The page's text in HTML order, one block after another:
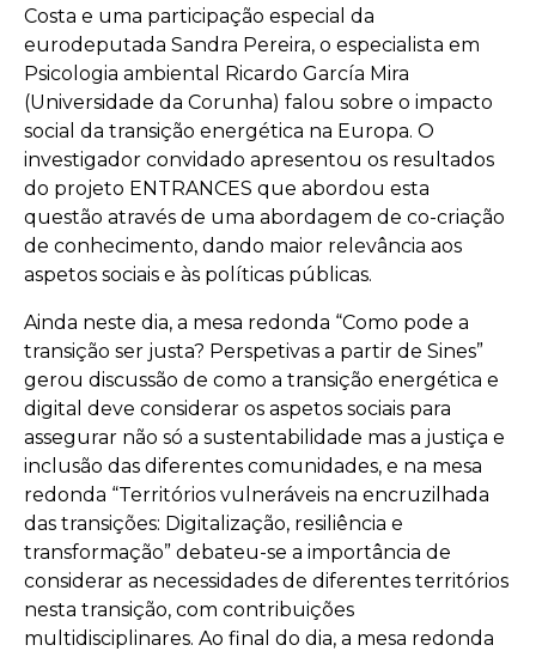
Costa e uma participação especial da
eurodeputada Sandra Pereira, o especialista em
Psicologia ambiental Ricardo García Mira
(Universidade da Corunha) falou sobre o impacto
social da transição energética na Europa. O
investigador convidado apresentou os resultados
do projeto ENTRANCES que abordou esta
questão através de uma abordagem de co-criação
de conhecimento, dando maior relevância aos
aspetos sociais e às políticas públicas.
Ainda neste dia, a mesa redonda “Como pode a
transição ser justa? Perspetivas a partir de Sines”
gerou discussão de como a transição energética e
digital deve considerar os aspetos sociais para
assegurar não só a sustentabilidade mas a justiça e
inclusão das diferentes comunidades, e na mesa
redonda “Territórios vulneráveis na encruzilhada
das transições: Digitalização, resiliência e
transformação” debateu-se a importância de
considerar as necessidades de diferentes territórios
nesta transição, com contribuições
multidisciplinares. Ao final do dia, a mesa redonda